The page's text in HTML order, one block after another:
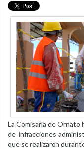
La Comisaría de Ornato
de infracciones
que se realizaron